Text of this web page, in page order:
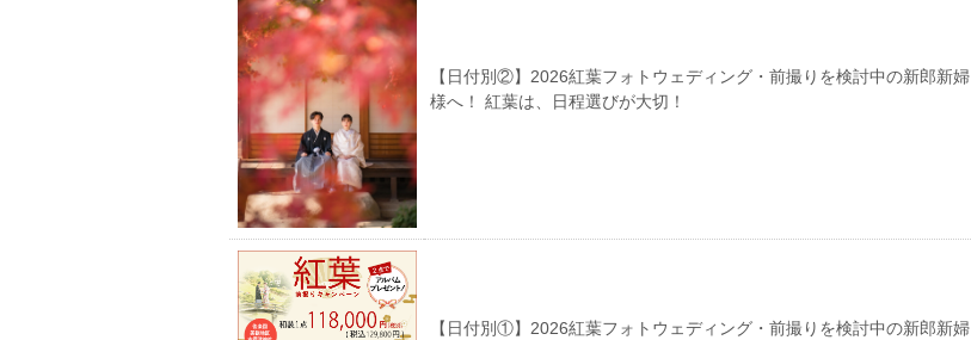
【日付別②】2026紅葉フォトウェディング・前撮りを検討中の新郎新婦
様へ！ 紅葉は、日程選びが大切！
【日付別①】2026紅葉フォトウェディング・前撮りを検討中の新郎新婦